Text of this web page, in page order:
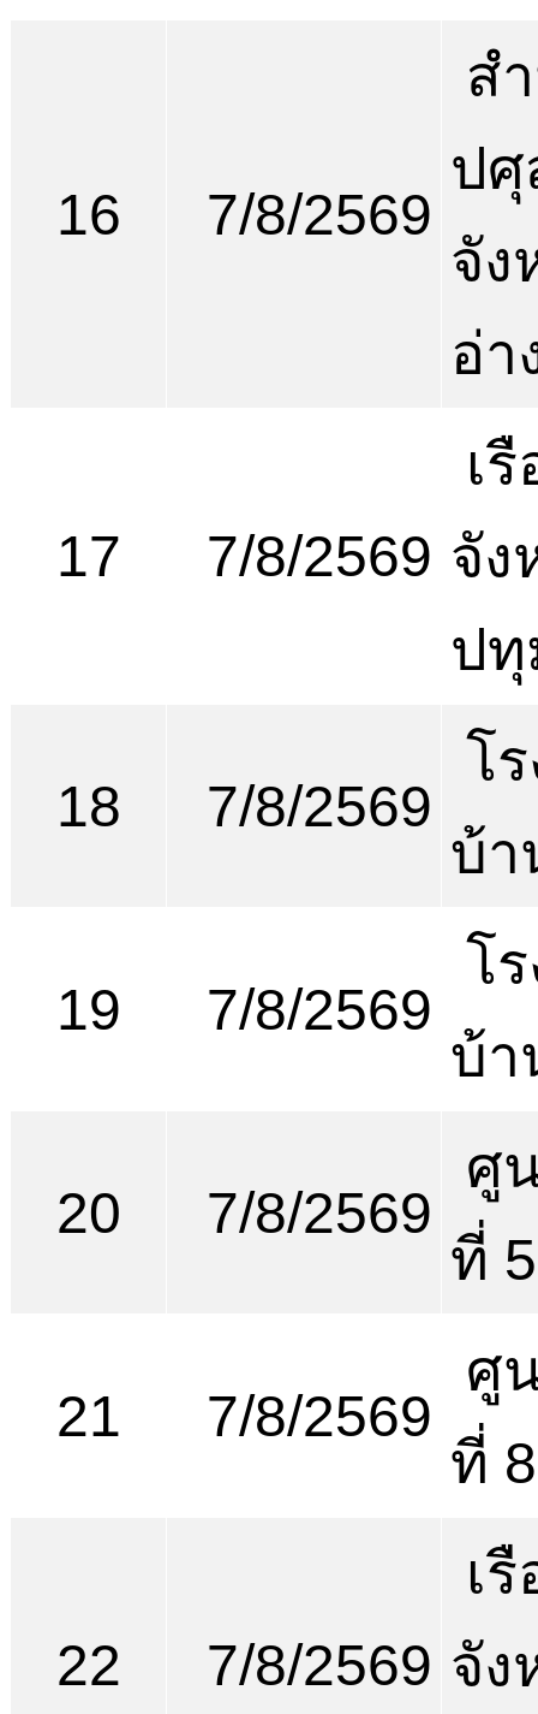
16 7/8/2569
ส
ปศุ
จัง
อ่า
17 7/8/2569
เ
จัง
ป
18 7/8/2569
โ
บ้า
19 7/8/2569
โ
บ้า
20 7/8/2569
ศู
ที่
21 7/8/2569
ศู
ที่
22 7/8/2569
เ
จัง